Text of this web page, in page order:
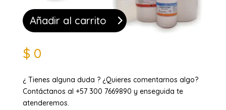
Añadir al carrito
$ 0
¿ Tienes alguna duda ? ¿Quieres comentarnos algo?
Contáctanos al +57 300 7669890 y enseguida te
atenderemos.